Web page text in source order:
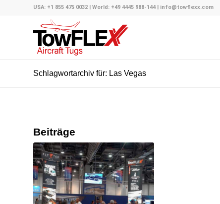
USA: +1 855 475 0032 | World: +49 4445 988-144 | info@towflexx.com
Schlagwortarchiv für: Las Vegas
Beiträge